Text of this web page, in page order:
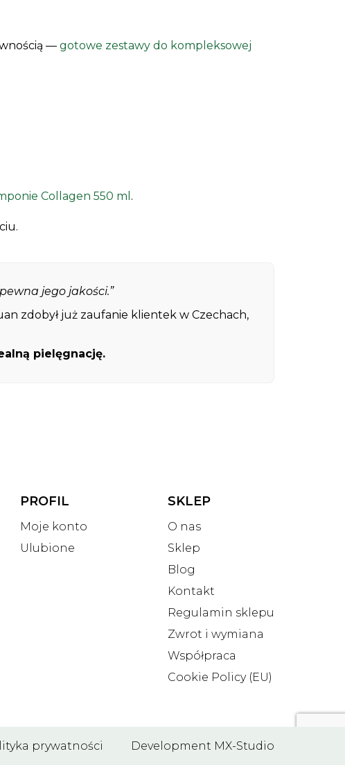
— gotowe zestawy do kompleksowej
Collagen 550 ml .
jego jakości.”
zdobył już zaufanie klientek w Czechach,
pielęgnację.
PROFIL
Moje konto
Ulubione
SKLEP
O nas
Sklep
Blog
Kontakt
Regulamin sklepu
Zwrot i wymiana
Współpraca
Cookie Policy (EU)
prywatności Development MX-Studio